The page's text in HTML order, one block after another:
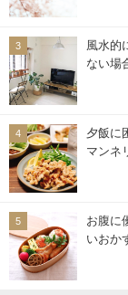
風水的
ない場
夕飯に
マンネ
お腹に
いおか